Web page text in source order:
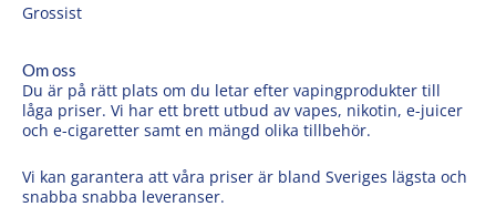
Grossist
Om oss
Du är på rätt plats om du letar efter vapingprodukter till
låga priser. Vi har ett brett utbud av vapes, nikotin, e-juicer
och e-cigaretter samt en mängd olika tillbehör.
Vi kan garantera att våra priser är bland Sveriges lägsta och
snabba snabba leveranser.